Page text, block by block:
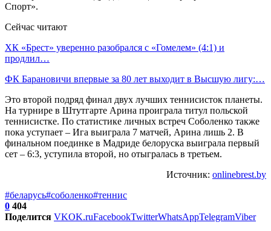
Спорт».
Сейчас читают
ХК «Брест» уверенно разобрался с «Гомелем» (4:1) и
продлил…
ФК Барановичи впервые за 80 лет выходит в Высшую лигу:…
Это второй подряд финал двух лучших теннисисток планеты.
На турнире в Штутгарте Арина проиграла титул польской
теннисистке. По статистике личных встреч Соболенко также
пока уступает – Ига выиграла 7 матчей, Арина лишь 2. В
финальном поединке в Мадриде белоруска выиграла первый
сет – 6:3, уступила второй, но отыгралась в третьем.
Источник: onlinebrest.by
#беларусь#соболенко#теннис
0 404
Поделится VKOK.ruFacebookTwitterWhatsAppTelegramViber